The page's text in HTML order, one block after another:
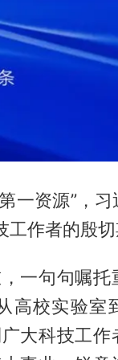
一资源”，
工作者的殷
一句句嘱托
高校实验室
大科技工作